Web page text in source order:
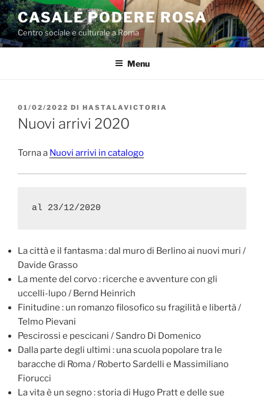
Salta
al
contenuto
CASALE PODERE ROSA
Centro sociale e culturale a Roma
Menu
PUBBLICATO
IL
01/02/2022 DI HASTALAVICTORIA
Nuovi arrivi 2020
Torna a Nuovi arrivi in catalogo
al 23/12/2020
La città e il fantasma : dal muro di Berlino ai nuovi muri /
Davide Grasso
La mente del corvo : ricerche e avventure con gli
uccelli-lupo / Bernd Heinrich
Finitudine : un romanzo filosofico su fragilità e libertà /
Telmo Pievani
Pescirossi e pescicani / Sandro Di Domenico
Dalla parte degli ultimi : una scuola popolare tra le
baracche di Roma / Roberto Sardelli e Massimiliano
Fiorucci
La vita è un segno : storia di Hugo Pratt e delle sue